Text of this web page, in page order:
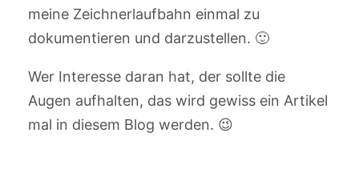
meine Zeichnerlaufbahn einmal zu
dokumentieren und darzustellen. 🙂
Wer Interesse daran hat, der sollte die
Augen aufhalten, das wird gewiss ein Artikel
mal in diesem Blog werden. 😉